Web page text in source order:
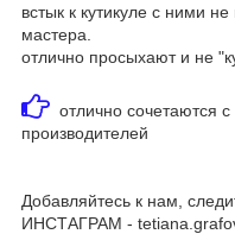
встык к кутикуле с ними
мастера.
отлично просыхают и не
отлично сочетаются
производителей
Добавляйтесь к нам,
ИНСТАГРАМ -